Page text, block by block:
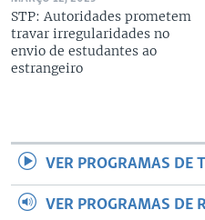
STP: Autoridades prometem
travar irregularidades no
envio de estudantes ao
estrangeiro
VER PROGRAMAS DE
VER PROGRAMAS DE